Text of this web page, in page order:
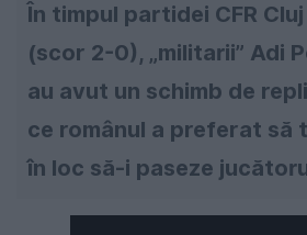
În timpul partidei CFR
(scor 2-0), „militarii” Adi
au avut un schimb de
ce românul a preferat să
în loc să-i paseze